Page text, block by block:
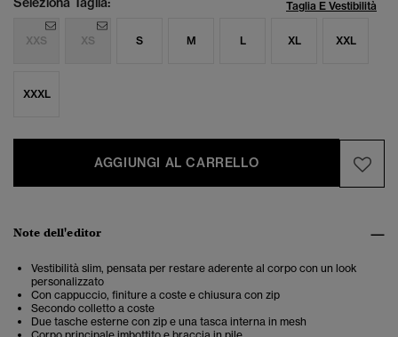
Taglia E Vestibilità
XXS XS S M L XL XXL
XXXL
AGGIUNGI AL CARRELLO
Note dell'editor
Vestibilità slim, pensata per restare aderente al corpo con un look
personalizzato
Con cappuccio, finiture a coste e chiusura con zip
Secondo colletto a coste
Due tasche esterne con zip e una tasca interna in mesh